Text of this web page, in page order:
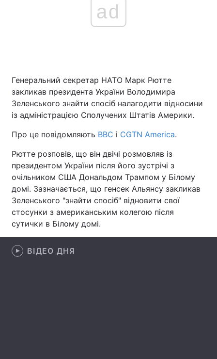
Головна Війна
Україна Політика
Наука
Техно і зв'язок Лайт
Зброя Інциденти
Здоров'я Туризм
Екологія
ad
Генеральний секретар НАТО Марк Рютте
закликав президента України Володимира
Зеленського знайти спосіб налагодити відносини
із адміністрацією Сполучених Штатів Америки.
Про це повідомляють ВВС і CGTN America.
Рютте розповів, що він двічі розмовляв із
президентом України після його зустрічі з
очільником США Дональдом Трампом у Білому
домі. Зазначається, що генсек Альянсу закликав
Зеленського "знайти спосіб" відновити свої
стосунки з американським колегою після
сутички в Білому домі.
ВІДЕО ДНЯ